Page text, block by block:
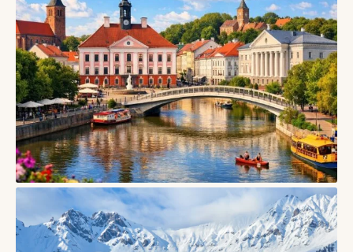
Печ, Угорщина — місто ранньохристиянських гробниць,
кераміки Жолнаї та південного ритму
07/08/2026
Тарту, Естонія — університетське місто дерев’яних
кварталів і творчого спокою